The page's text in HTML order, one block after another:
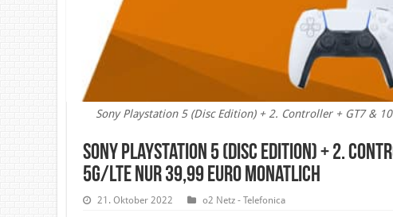
Sony Playstation 5 (Disc Edition) + 2. Controller + GT7 &
Sony Playstation 5 (Disc Edition) + 2.
5G/LTE nur 39,99 Euro monatlich
21. Oktober 2022 o2 Netz - Telefonica